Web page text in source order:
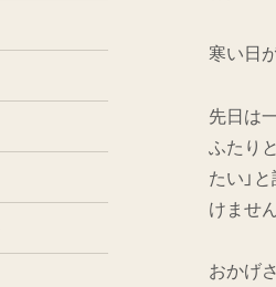
寒い日
先日は
ふたり
たい」
けません
おかげ